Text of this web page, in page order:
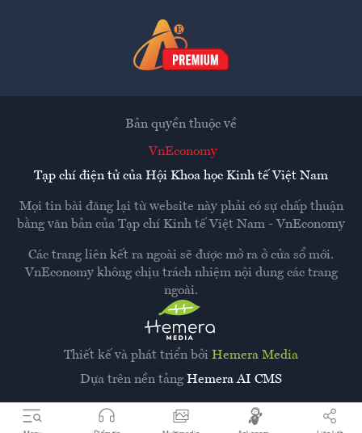
Thiết kế và phát triển bởi Hemera Media
Dựa trên nền tảng Hemera AI CMS
Bản quyền thuộc về
VnEconomy
Tạp chí điện tử của Hội Khoa học Kinh tế Việt Nam
Mọi tin bài đăng lại từ website này phải có sự chấp thuận
bằng văn bản của Tạp chí Kinh tế Việt Nam - VnEconomy
Các trang liên kết ra ngoài sẽ được mở ra ở cửa sổ mới.
VnEconomy không chịu trách nhiệm nội dung các trang
ngoài.